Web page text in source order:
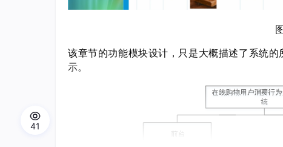
该章节的功能模块设计，只是大概描述了系统的
示。
41